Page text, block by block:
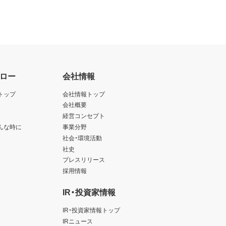
す。
す。
ー
ップ
な時に
会社情報
会社情報トップ
会社概要
経営コンセプト
事業分野
社会・環境活動
社史
プレスリリース
採用情報
IR・投資家情報
IR・投資家情報トップ
IRニュース